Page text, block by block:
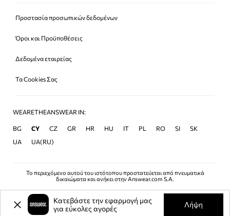
Προστασία προσωπικών δεδομένων
Όροι και Προϋποθέσεις
Δεδομένα εταιρείας
Τα Cookies Σας
WEARETHEANSWEAR IN:
BG CY CZ GR HR HU IT PL RO SI
SK
UA
UA(RU)
Το περιεχόμενο αυτού του ιστότοπου προστατεύεται από πνευματικά
δικαιώματα και ανήκει στην Answear.com S.A.
Κατεβάστε την εφαρμογή μας
για εύκολες αγορές
Λήψη